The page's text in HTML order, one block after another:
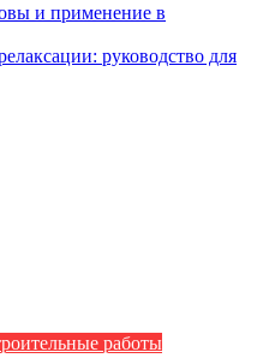
и применение в
руководство для
работы